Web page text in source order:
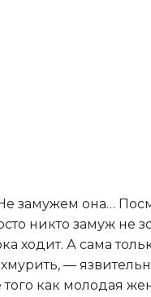
замужем она…
никто замуж не
ходит. А сама
—
того как молодая